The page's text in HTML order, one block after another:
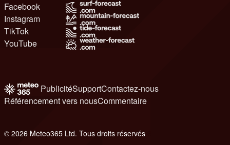
Facebook
Instagram
TikTok
YouTube
PublicitéSupportContactez-nous
Référencement vers nousCommentaire
© 2026 Meteo365 Ltd. Tous droits réservés